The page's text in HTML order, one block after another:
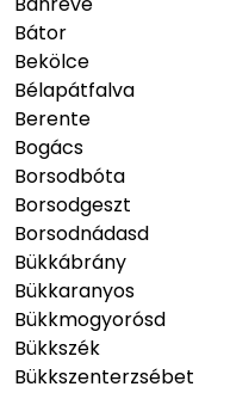
Bátor
Bekölce
Bélapátfalva
Berente
Bogács
Borsodbóta
Borsodgeszt
Borsodnádasd
Bükkábrány
Bükkaranyos
Bükkmogyorósd
Bükkszék
Bükkszenterzsébet